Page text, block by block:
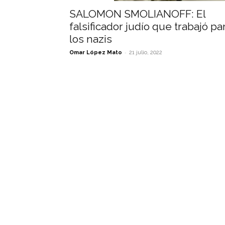
SALOMON SMOLIANOFF: El
falsificador judío que trabajó
los nazis
Omar López Mato - 21 julio, 2022